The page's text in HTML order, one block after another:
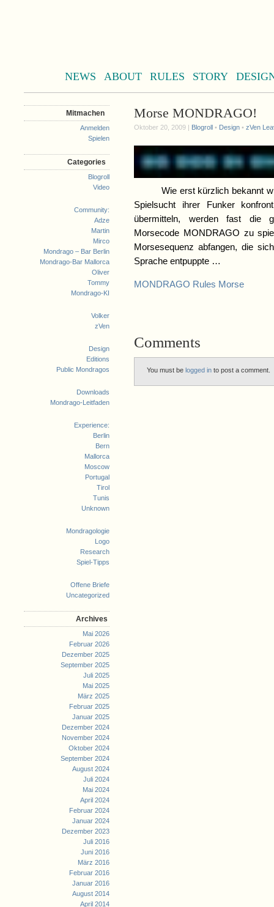
NEWS ABOUT RULES STORY
Mitmachen
Anmelden
Spielen
Categories
Blogroll
Video
Community:
Adze
Martin
Mirco
Mondrago – Bar Berlin
Mondrago-Bar Mallorca
Oliver
Tommy
Mondrago-KI
Volker
zVen
Design
Editions
Public Mondragos
Downloads
Mondrago-Leitfaden
Experience:
Berlin
Bern
Mallorca
Moscow
Portugal
Tirol
Tunis
Unknown
Mondragologie
Logo
Research
Spiel-Tipps
Offene Briefe
Uncategorized
Archives
Mai 2026
Februar 2026
Dezember 2025
September 2025
Juli 2025
Mai 2025
März 2025
Februar 2025
Januar 2025
Dezember 2024
November 2024
Oktober 2024
September 2024
August 2024
Juli 2024
Mai 2024
April 2024
Februar 2024
Januar 2024
Dezember 2023
Juli 2016
Juni 2016
März 2016
Februar 2016
Januar 2016
August 2014
April 2014
Morse MONDRAGO!
Oktober 20, 2009 | Blogroll • Design • zVen
Wie erst kürzlich bekannt
Spielsucht ihrer Funker
übermitteln, werden fast die
Morsecode MONDRAGO zu
Morsesequenz abfangen, die
Sprache entpuppte …
MONDRAGO Rules Morse
Comments
You must be logged in to post a comment.